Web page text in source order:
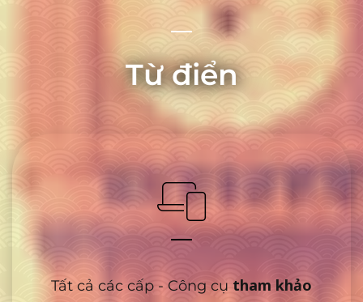
Từ điển
Tất cả các cấp - Công cụ tham khảo